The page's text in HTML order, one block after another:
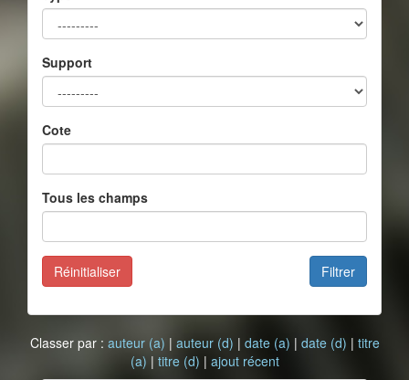
Support
Cote
Tous les champs
Filtrer
Réinitialiser
Classer par : auteur (a) | auteur (d) | date (a) | date (d) | titre
(a) | titre (d) | ajout récent